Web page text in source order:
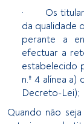
· Os
da qualidade
perante a
efectuar a
estabelecido
n.º 4 alínea
Decreto-Lei);
Quando não